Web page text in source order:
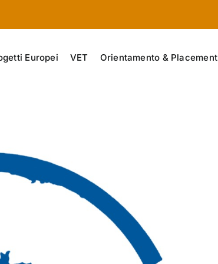
Europei VET Orientamento & Placement